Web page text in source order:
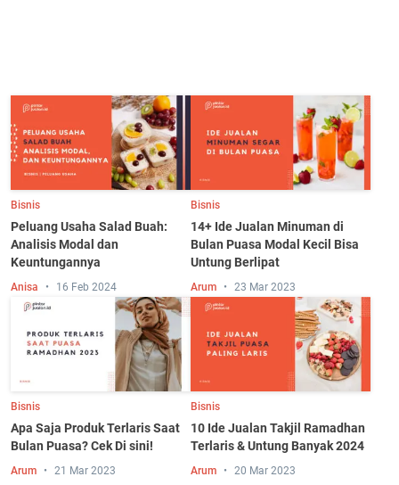
Bisnis
Peluang Usaha Salad Buah:
Analisis Modal dan
Keuntungannya
Anisa 16 Feb 2024
Bisnis
14+ Ide Jualan Minuman di
Bulan Puasa Modal Kecil Bisa
Untung Berlipat
Arum 23 Mar 2023
Bisnis
Apa Saja Produk Terlaris Saat
Bulan Puasa? Cek Di sini!
Arum 21 Mar 2023
Bisnis
10 Ide Jualan Takjil Ramadhan
Terlaris & Untung Banyak 2024
Arum 20 Mar 2023